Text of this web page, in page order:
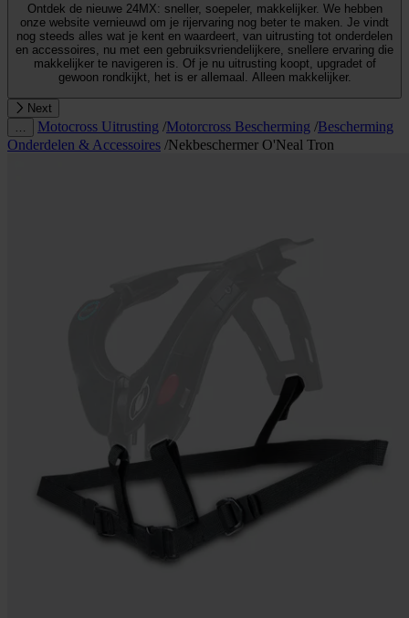
Ontdek de nieuwe 24MX: sneller, soepeler, makkelijker. We hebben
onze website vernieuwd om je rijervaring nog beter te maken. Je vindt
nog steeds alles wat je kent en waardeert, van uitrusting tot onderdelen
en accessoires, nu met een gebruiksvriendelijkere, snellere ervaring die
makkelijker te navigeren is. Of je nu uitrusting koopt, upgradet of
gewoon rondkijkt, het is er allemaal. Alleen makkelijker.
Next
Motocross Uitrusting /Motorcross Bescherming /Bescherming
Onderdelen & Accessoires /Nekbeschermer O'Neal Tron